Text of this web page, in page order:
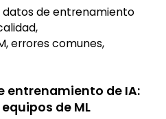
entrenamiento de IA:
de ML